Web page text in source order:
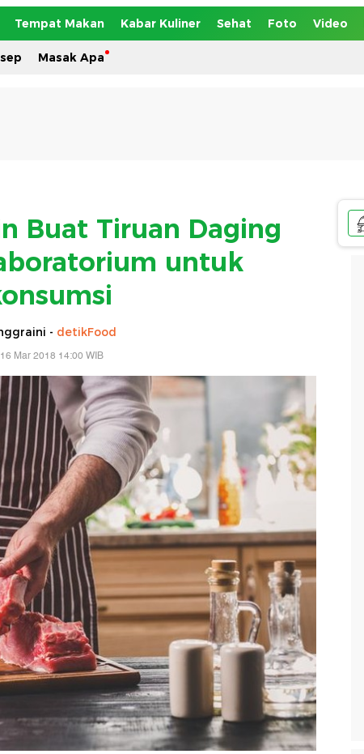
Tempat Makan Kabar Kuliner Sehat Foto Video
Masak Apa
Buat Tiruan Daging
untuk
- detikFood
Mar 2018 14:00 WIB